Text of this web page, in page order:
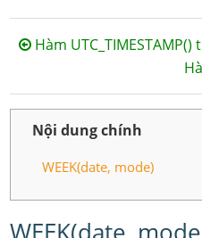
Hàm UTC_TIMESTAMP()
Nội dung chính
WEEK(date, mode)